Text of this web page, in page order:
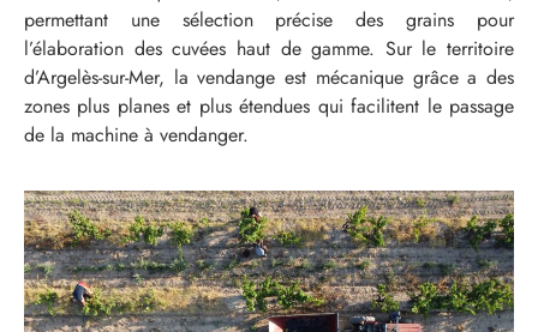
permettant une sélection précise des grains pour
l’élaboration des cuvées haut de gamme. Sur le territoire
d’Argelès-sur-Mer, la vendange est mécanique grâce a des
zones plus planes et plus étendues qui facilitent le passage
de la machine à vendanger.